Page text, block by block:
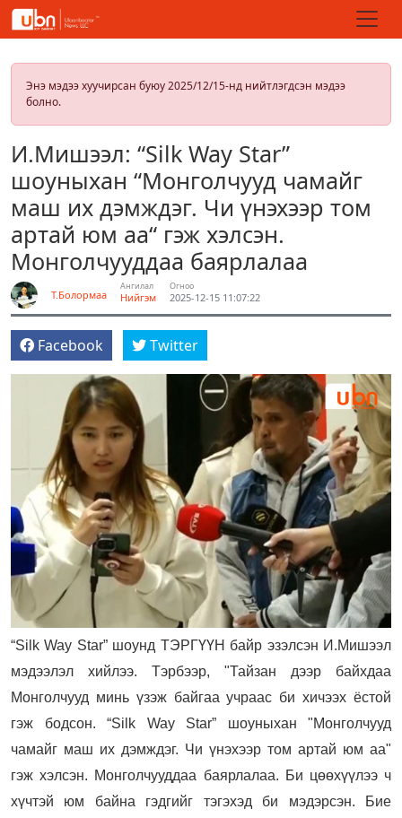
Энэ мэдээ хуучирсан буюу 2025/12/15-нд нийтлэгдсэн мэдээ
болно.
И.Мишээл: “Silk Way Star”
шоуныхан “Монголчууд чамайг
маш их дэмждэг. Чи үнэхээр том
артай юм аа“ гэж хэлсэн.
Монголчууддаа баярлалаа
Т.Болормаа
Ангилал
Нийгэм
Огноо
2025-12-15 11:07:22
Facebook Twitter
“Silk Way Star” шоунд ТЭРГҮҮН байр эзэлсэн И.Мишээл
мэдээлэл хийлээ. Тэрбээр, "Тайзан дээр байхдаа
Монголчууд минь үзэж байгаа учраас би хичээх ёстой
гэж бодсон. “Silk Way Star” шоуныхан "Монголчууд
чамайг маш их дэмждэг. Чи үнэхээр том артай юм аа"
гэж хэлсэн. Монголчууддаа баярлалаа. Би цөөхүүлээ ч
хүчтэй юм байна гэдгийг тэгэхэд би мэдэрсэн. Бие